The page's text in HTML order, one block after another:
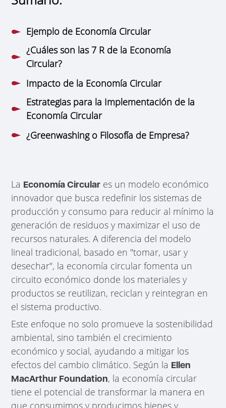
Ejemplo de Economía Circular
¿Cuáles son las 7 R de la Economía
Circular?
Impacto de la Economía Circular
Estrategias para la Implementación de la
Economía Circular
¿Greenwashing o Filosofía de Empresa?
La Economía Circular es un modelo económico
innovador que busca redefinir los sistemas de
producción y consumo para reducir al mínimo la
generación de residuos y maximizar el uso de
recursos naturales. A diferencia del modelo
lineal tradicional, basado en "tomar, usar y
desechar", la economía circular fomenta un
circuito económico donde los materiales y
productos se reutilizan, reciclan y reintegran en
el sistema productivo.
Este enfoque no solo promueve la sostenibilidad
ambiental, sino también el crecimiento
económico y social, ayudando a mitigar los
efectos del cambio climático. Según la Ellen
MacArthur Foundation, la economía circular
tiene el potencial de transformar la manera en
que consumimos y producimos bienes y